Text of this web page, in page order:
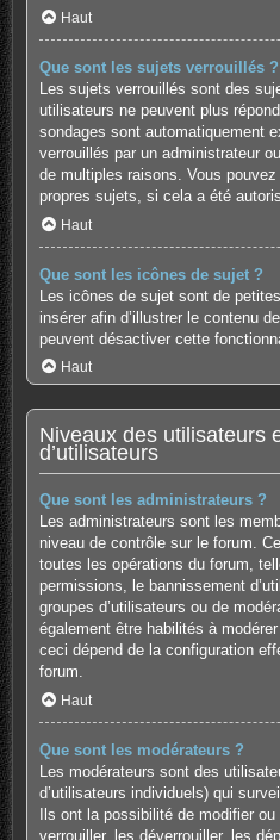
Haut
Que sont les sujets verrouillés ?
Les sujets verrouillés sont des
utilisateurs ne peuvent plus
sondages sont automatiquement
verrouillés par un administrateur
de multiples raisons. Vous
propres sujets, si cela a été
Haut
Que sont les icônes de sujet ?
Les icônes de sujet sont de
insérer afin d’illustrer le contenu
peuvent désactiver cette
Haut
Niveaux des utilisateurs
d’utilisateurs
Que sont les administrateurs ?
Les administrateurs sont les
niveau de contrôle sur le forum.
toutes les opérations du forum,
permissions, le bannissement
groupes d’utilisateurs ou de
également être habilités à
ceci dépend de la configuration
forum.
Haut
Que sont les modérateurs ?
Les modérateurs sont des
d’utilisateurs individuels) qui
Ils ont la possibilité de modifier
verrouiller, les déverrouiller, les